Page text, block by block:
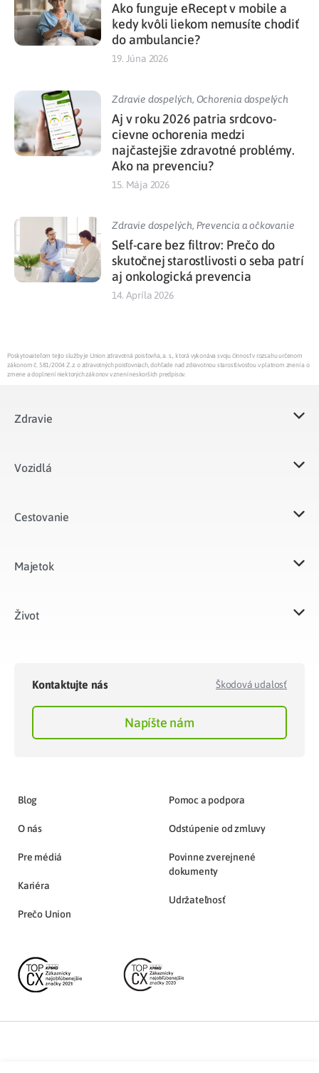
Ako funguje eRecept v mobile a
kedy kvôli liekom nemusíte chodiť
do ambulancie?
19. Júna 2026
Zdravie dospelých, Ochorenia dospelých
Aj v roku 2026 patria srdcovo-
cievne ochorenia medzi
najčastejšie zdravotné problémy.
Ako na prevenciu?
15. Mája 2026
Zdravie dospelých, Prevencia a očkovanie
Self-care bez filtrov: Prečo do
skutočnej starostlivosti o seba patrí
aj onkologická prevencia
14. Apríla 2026
Poskytovateľom tejto služby je Union zdravotná poisťovňa, a. s., ktorá vykonáva svoju činnosť v rozsahu určenom
zákonom č. 581/2004 Z.z. o zdravotných poisťovniach, dohľade nad zdravotnou starostlivosťou v platnom znení a o
zmene a doplnení niektorých zákonov v znení neskorších predpisov.
Zdravie
Vozidlá​
Cestovanie
Majetok​
Život​
Kontaktujte nás Škodová udalosť
Napíšte nám
Blog
O nás
Pre médiá
Kariéra
Prečo Union
Pomoc a podpora
Odstúpenie od zmluvy
Povinne zverejnené
dokumenty
Udržateľnosť